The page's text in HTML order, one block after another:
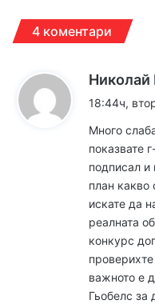
4 коментари
Николай
18:44ч,
Много
показвате
подписал и
план какво
искате да
реалната
конкурс
важното е
Гьобелс за